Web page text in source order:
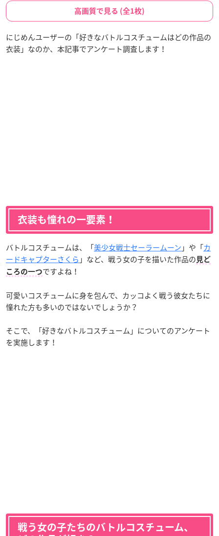
高画質で見る (全1枚)
にじめんユーザーの「好きなバトルコスチュームはどの作品の
衣装」なのか、本記事でアンケート調査します！
衣装も憧れの一要素！
バトルコスチュームは、「美少女戦士セーラームーン 」や「カ
ードキャプターさくら 」など、戦う女の子を描いた作品の 見ど
ころの一つですよね！
可愛いコスチュームに身を包んで、カッコよく戦う彼女たちに
憧れた方も多いのではないでしょうか？
そこで、「好きなバトルコスチューム」についてのアンケート
を実施します！
戦う女の子たちのバトルコスチューム、